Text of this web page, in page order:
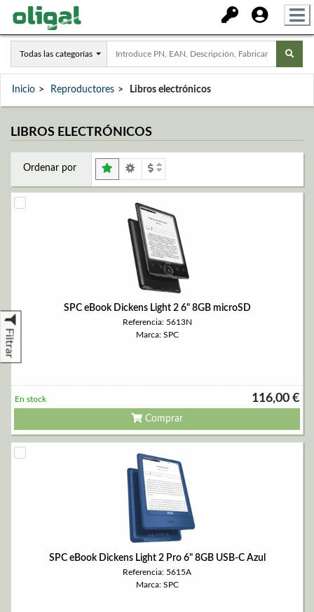
Todas las categorías
Inicio Reproductores Libros electrónicos
LIBROS ELECTRÓNICOS
Filtrar
Ordenar por
SPC eBook Dickens Light 2 6" 8GB microSD
Referencia: 5613N
Marca: SPC
116,00 €
En stock
Comprar
SPC eBook Dickens Light 2 Pro 6" 8GB USB-C Azul
Referencia: 5615A
Marca: SPC